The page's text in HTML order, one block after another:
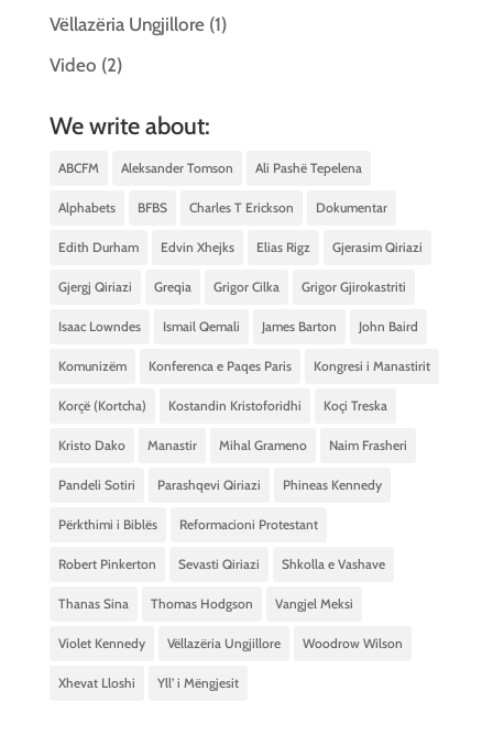
Vëllazëria Ungjillore(1)
Video (2)
We write about:
ABCFM Aleksander Tomson Ali Pashë Tepelena
Alphabets BFBS Charles T Erickson Dokumentar
Edith Durham Edvin Xhejks Elias Rigz Gjerasim Qiriazi
Gjergj Qiriazi Greqia Grigor Cilka Grigor Gjirokastriti
Isaac Lowndes Ismail Qemali James Barton John Baird
Komunizëm Konferenca e Paqes Paris Kongresi i Manastirit
Korçë (Kortcha) Kostandin Kristoforidhi Koçi Treska
Kristo Dako Manastir Mihal Grameno Naim Frasheri
Pandeli Sotiri Parashqevi Qiriazi Phineas Kennedy
Përkthimi i Biblës Reformacioni Protestant
Robert Pinkerton Sevasti Qiriazi Shkolla e Vashave
Thanas Sina Thomas Hodgson Vangjel Meksi
Violet Kennedy Vëllazëria Ungjillore Woodrow Wilson
Xhevat Lloshi Yll’ i Mëngjesit